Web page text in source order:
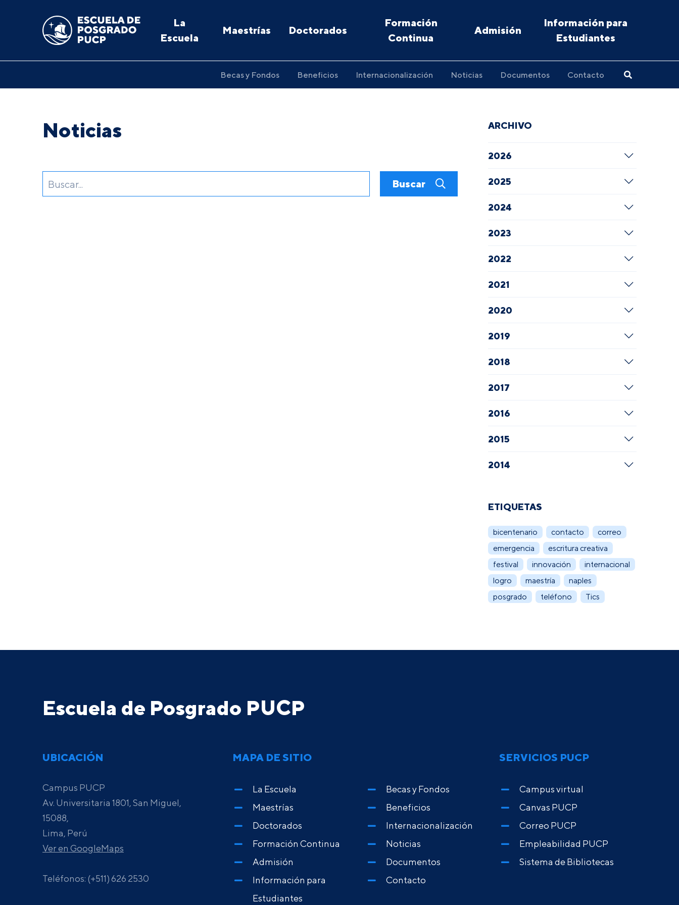
La
Escuela
Maestrías Doctorados
Formación
Continua
Admisión
Información para
Estudiantes
Becas y Fondos Beneficios Internacionalización Noticias Documentos Contacto
Noticias
Buscar
ARCHIVO
2026
2025
2024
2023
2022
2021
2020
2019
2018
2017
2016
2015
2014
ETIQUETAS
bicentenario contacto
correo
emergencia
escritura creativa
festival
innovación
internacional
logro
maestría
naples
posgrado
teléfono Tics
Escuela de Posgrado PUCP
UBICACIÓN
Campus PUCP
Av. Universitaria 1801, San Miguel,
15088,
Lima, Perú
Ver en GoogleMaps
Teléfonos: (+511) 626 2530
MAPA DE SITIO
La Escuela
Maestrías
Doctorados
Formación Continua
Admisión
Información para
Estudiantes
Becas y Fondos
Beneficios
Internacionalización
Noticias
Documentos
Contacto
SERVICIOS PUCP
Campus virtual
Canvas PUCP
Correo PUCP
Empleabilidad PUCP
Sistema de Bibliotecas